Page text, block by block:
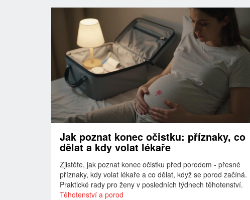
Jak poznat konec očistku: příznaky, co
dělat a kdy volat lékaře
Zjistěte, jak poznat konec očistku před porodem - přesné
příznaky, kdy volat lékaře a co dělat, když se porod začíná.
Praktické rady pro ženy v posledních týdnech těhotenství.
Těhotenství a porod